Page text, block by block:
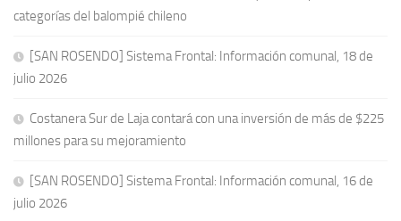
categorías del balompié chileno
[SAN ROSENDO] Sistema Frontal: Información comunal, 18 de
julio 2026
Costanera Sur de Laja contará con una inversión de más de $225
millones para su mejoramiento
[SAN ROSENDO] Sistema Frontal: Información comunal, 16 de
julio 2026